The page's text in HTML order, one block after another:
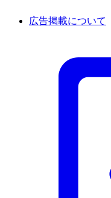
広告掲載について